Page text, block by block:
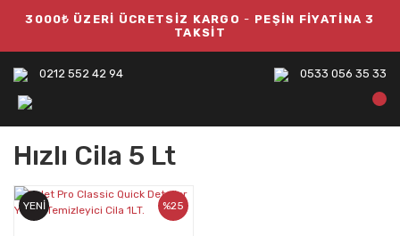
3000₺ ÜZERİ ÜCRETSİZ KARGO - PEŞİN FİYATİNA 3
TAKSİT
0212 552 42 94 0533 056 35 33
Hızlı Cila 5 Lt
%25
YENİ